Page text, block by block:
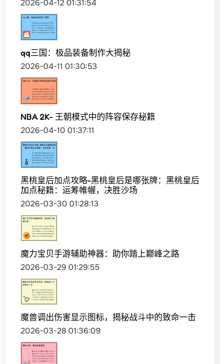
2026-04-12 01:31:54
qq三国：极品装备制作大揭秘
2026-04-11 01:30:53
NBA 2K- 王朝模式中的阵容保存秘籍
2026-04-10 01:37:11
黑桃皇后加点攻略-黑桃皇后是哪张牌：黑桃皇后
加点秘籍：运筹帷幄，决胜沙场
2026-03-30 01:28:13
魔力宝贝手游辅助神器：助你踏上巅峰之路
2026-03-29 01:29:55
魔兽调出伤害显示图标，揭秘战斗中的致命一击
2026-03-28 01:36:09